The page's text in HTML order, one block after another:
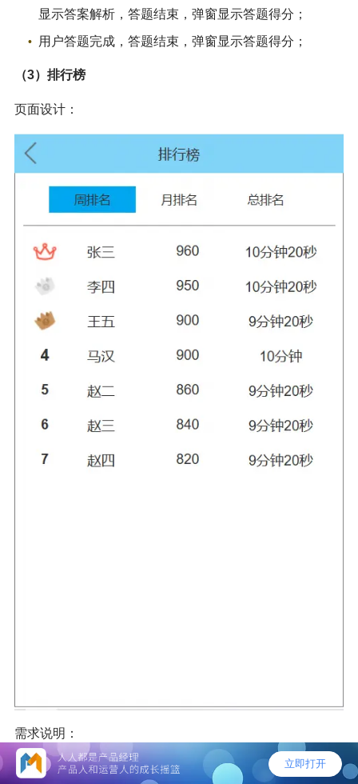
显示答案解析，答题结束，弹窗显示答题得分；
用户答题完成，答题结束，弹窗显示答题得分；
（3）排行榜
页面设计：
需求说明：
点击答题活动页面的【排行榜】按钮，跳转到排行榜